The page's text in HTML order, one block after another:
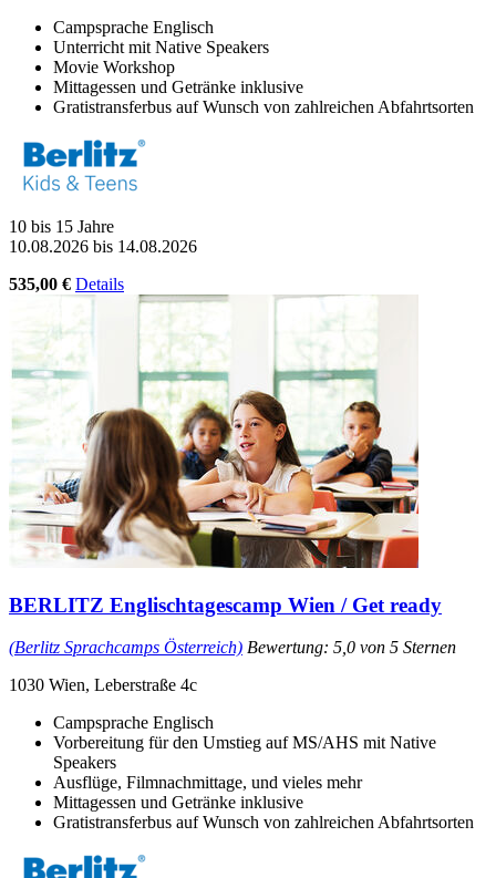
Campsprache Englisch
Unterricht mit Native Speakers
Movie Workshop
Mittagessen und Getränke inklusive
Gratistransferbus auf Wunsch von zahlreichen Abfahrtsorten
10 bis 15 Jahre
10.08.2026 bis 14.08.2026
535,00 € Details
BERLITZ Englischtagescamp Wien / Get ready
(Berlitz Sprachcamps Österreich) Bewertung: 5,0 von 5 Sternen
1030 Wien, Leberstraße 4c
Campsprache Englisch
Vorbereitung für den Umstieg auf MS/AHS mit Native
Speakers
Ausflüge, Filmnachmittage, und vieles mehr
Mittagessen und Getränke inklusive
Gratistransferbus auf Wunsch von zahlreichen Abfahrtsorten